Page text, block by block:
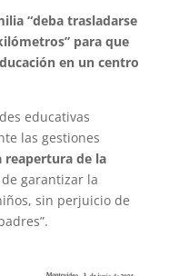
“deba trasladarse
para que
en un centro
educativas
las gestiones
reapertura de la
garantizar la
sin perjuicio de